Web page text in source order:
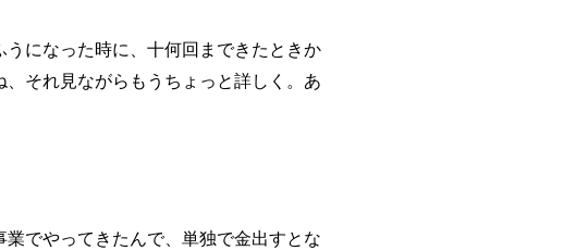
になった時に、十何回まできたときか
それ見ながらもうちょっと詳しく。あ
でやってきたんで、単独で金出すとな